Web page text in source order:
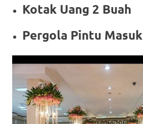
Kotak Uang 2 Buah
Pergola Pintu Masuk